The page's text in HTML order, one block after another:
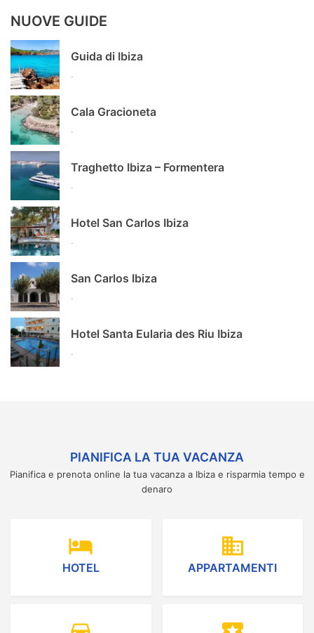
NUOVE GUIDE
Guida di Ibiza
Cala Gracioneta
Traghetto Ibiza – Formentera
Hotel San Carlos Ibiza
San Carlos Ibiza
Hotel Santa Eularia des Riu Ibiza
PIANIFICA LA TUA VACANZA
Pianifica e prenota online la tua vacanza a Ibiza e risparmia tempo e
denaro
hotel
HOTEL
domain
APPARTAMENTI